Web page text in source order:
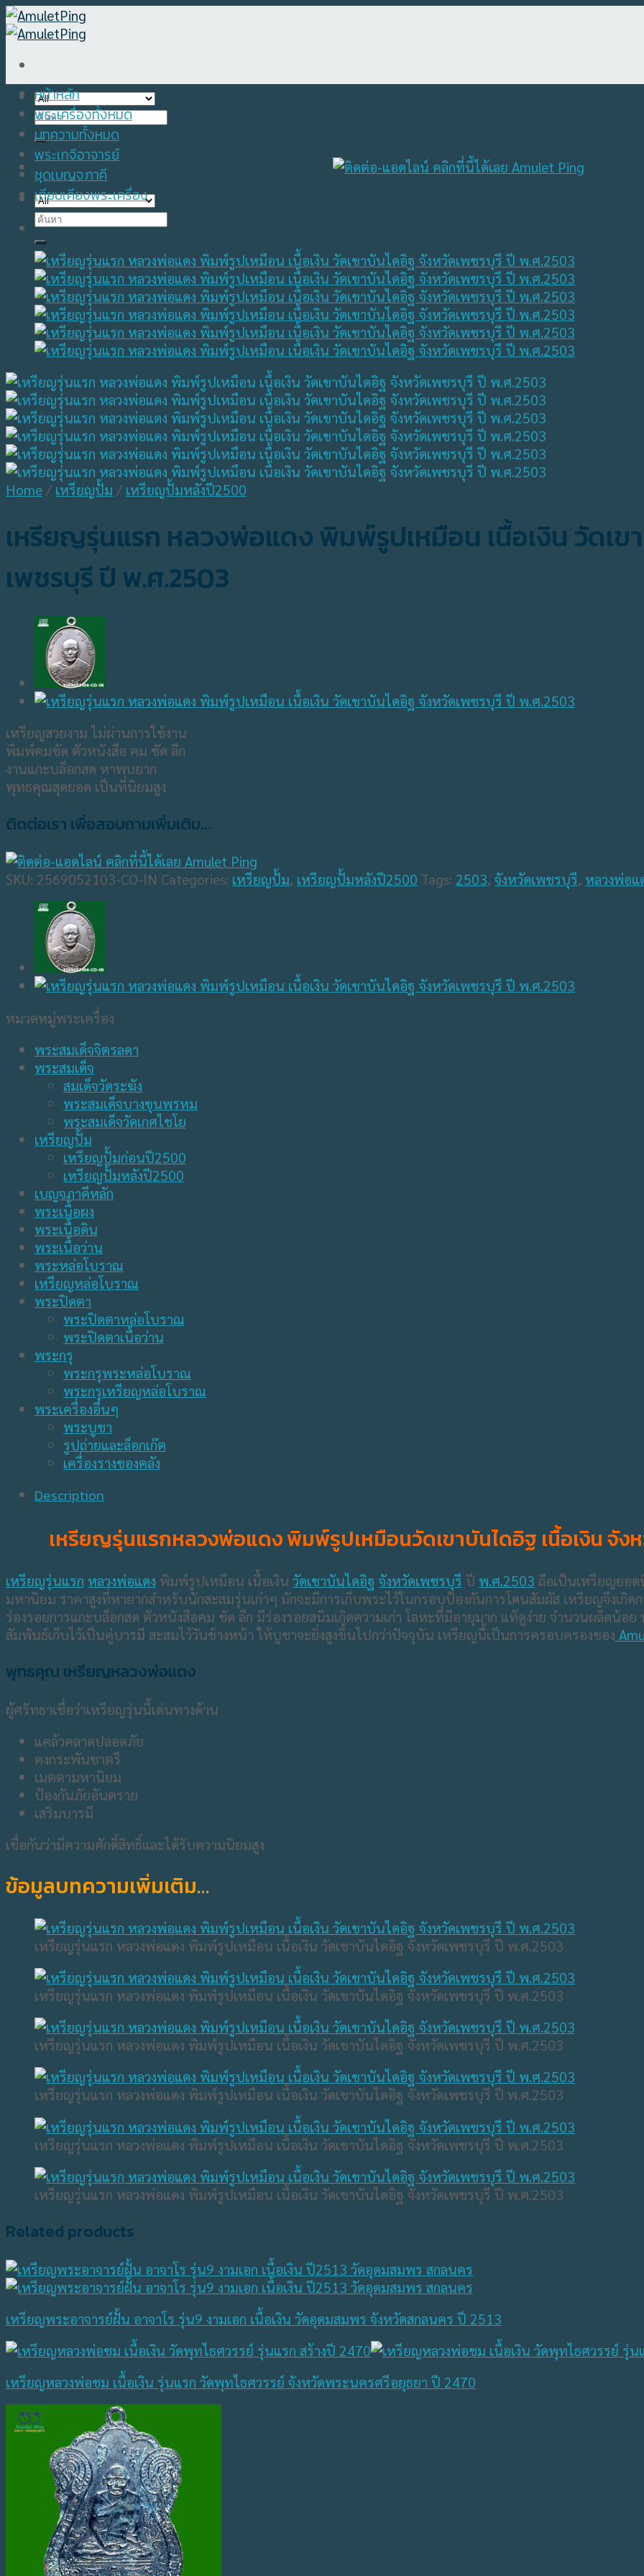
Skip
to
Search
for:
Search
หน้าหลัก
พระเครื่องทั้งหมด
บทความทั้งหมด
พระเกจิอาจารย์
ชุดเบญจภาคี
เทียบเคียงพระเครื่อง
Home / เหรียญปั้ม / เหรียญปั้มหลังปี2500
เหรียญรุ่นแรก หลวงพ่อแดง พิมพ์รูปเหมือน เนื้อเงิน วัดเข
เพชรบุรี ปี พ.ศ.2503
เหรียญสวยงาม ไม่ผ่านการใช้งาน
พิมพ์คมชัด ตัวหนังสือ คม ชัด ลึก
งานแกะบล็อกสด หาพบยาก
พุทธคุณสุดยอด เป็นที่นิยมสูง
ติดต่อเรา เพื่อสอบถามเพิ่มเติม...
SKU: 2569052103-CO-IN Categories: เหรียญปั้ม, เหรียญปั้มหลังปี2500 Tags: 2503, จังหวัดเพชรบุรี, หลวงพ่อแ
หมวดหมู่พระเครื่อง
พระสมเด็จจิตรลดา
พระสมเด็จ
สมเด็จวัดระฆัง
พระสมเด็จบางขุนพรหม
พระสมเด็จวัดเกศไชโย
เหรียญปั้ม
เหรียญปั้มก่อนปี2500
เหรียญปั้มหลังปี2500
เบญจภาคีหลัก
พระเนื้อผง
พระเนื้อดิน
พระเนื้อว่าน
พระหล่อโบราณ
เหรียญหล่อโบราณ
พระปิดตา
พระปิดตาหล่อโบราณ
พระปิดตาเนื้อว่าน
พระกรุ
พระกรุพระหล่อโบราณ
พระกรุเหรียญหล่อโบราณ
พระเครื่องอื่นๆ
พระบูชา
รูปถ่ายและล็อกเก๊ต
เครื่องรางของคลัง
Description
เหรียญรุ่นแรกหลวงพ่อแดง พิมพ์รูปเหมือนวัดเขาบันไดอิฐ เนื้อเงิน จัง
เหรียญรุ่นแรก หลวงพ่อแดง พิมพ์รูปเหมือน เนื้อเงิน วัดเขาบันไดอิฐ จังหวัดเพชรบุรี ปี พ.ศ.2503 ถือเป็นเหรียญยอด
มหานิยม ราคาสูงที่หายากสำหรับนักสะสมรุ่นเก่าๆ มักจะมีการเก็บพระไว้ในกรอบป้องกันการโดนสัมผัส เหรียญจึงเกิ
ร่องรอยการแกะบล็อกสด ตัวหนังสือคม ชัด ลึก มีร่องรอยสนิมเกิดความเก่า โลหะที่มีอายุมาก แท้ดูง่าย จำนวนผลิดน้
สัมพันธ์เก็บไว้เป็นคู่บารมี สะสมไว้วันข้างหน้า ให้บูชาจะยิ่งสูงขึ้นไปกว่าปัจจุบัน เหรียญนี้เป็นการครอบครองของ
พุทธคุณ เหรียญหลวงพ่อแดง
ผู้ศรัทธาเชื่อว่าเหรียญรุ่นนี้เด่นทางด้าน
แคล้วคลาดปลอดภัย
คงกระพันชาตรี
เมตตามหานิยม
ป้องกันภัยอันตราย
เสริมบารมี
เชื่อกันว่ามีความศักดิ์สิทธิ์และได้รับความนิยมสูง
ข้อมูลบทความเพิ่มเติม…
เหรียญรุ่นแรก หลวงพ่อแดง พิมพ์รูปเหมือน เนื้อเงิน วัดเขาบันไดอิฐ จังหวัดเพชรบุรี ปี พ.ศ.2503
เหรียญรุ่นแรก หลวงพ่อแดง พิมพ์รูปเหมือน เนื้อเงิน วัดเขาบันไดอิฐ จังหวัดเพชรบุรี ปี พ.ศ.2503
เหรียญรุ่นแรก หลวงพ่อแดง พิมพ์รูปเหมือน เนื้อเงิน วัดเขาบันไดอิฐ จังหวัดเพชรบุรี ปี พ.ศ.2503
เหรียญรุ่นแรก หลวงพ่อแดง พิมพ์รูปเหมือน เนื้อเงิน วัดเขาบันไดอิฐ จังหวัดเพชรบุรี ปี พ.ศ.2503
เหรียญรุ่นแรก หลวงพ่อแดง พิมพ์รูปเหมือน เนื้อเงิน วัดเขาบันไดอิฐ จังหวัดเพชรบุรี ปี พ.ศ.2503
เหรียญรุ่นแรก หลวงพ่อแดง พิมพ์รูปเหมือน เนื้อเงิน วัดเขาบันไดอิฐ จังหวัดเพชรบุรี ปี พ.ศ.2503
Related products
เหรียญพระอาจารย์ฝั้น อาจาโร รุ่น9 งามเอก เนื้อเงิน วัดอุดมสมพร จังหวัดสกลนคร ปี 2513
เหรียญหลวงพ่อชม เนื้อเงิน รุ่นแรก วัดพุทไธศวรรย์ จังหวัดพระนครศรีอยุธยา ปี 2470